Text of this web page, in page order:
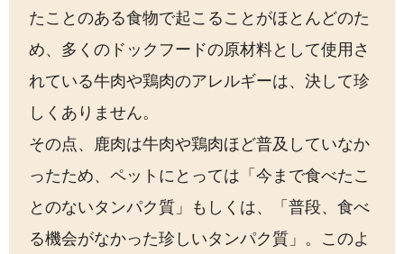
たことのある食物で起こることがほとんどのた
め、多くのドックフードの原材料として使用さ
れている牛肉や鶏肉のアレルギーは、決して珍
しくありません。
その点、鹿肉は牛肉や鶏肉ほど普及していなか
ったため、ペットにとっては「今まで食べたこ
とのないタンパク質」もしくは、「普段、食べ
る機会がなかった珍しいタンパク質」。このよ